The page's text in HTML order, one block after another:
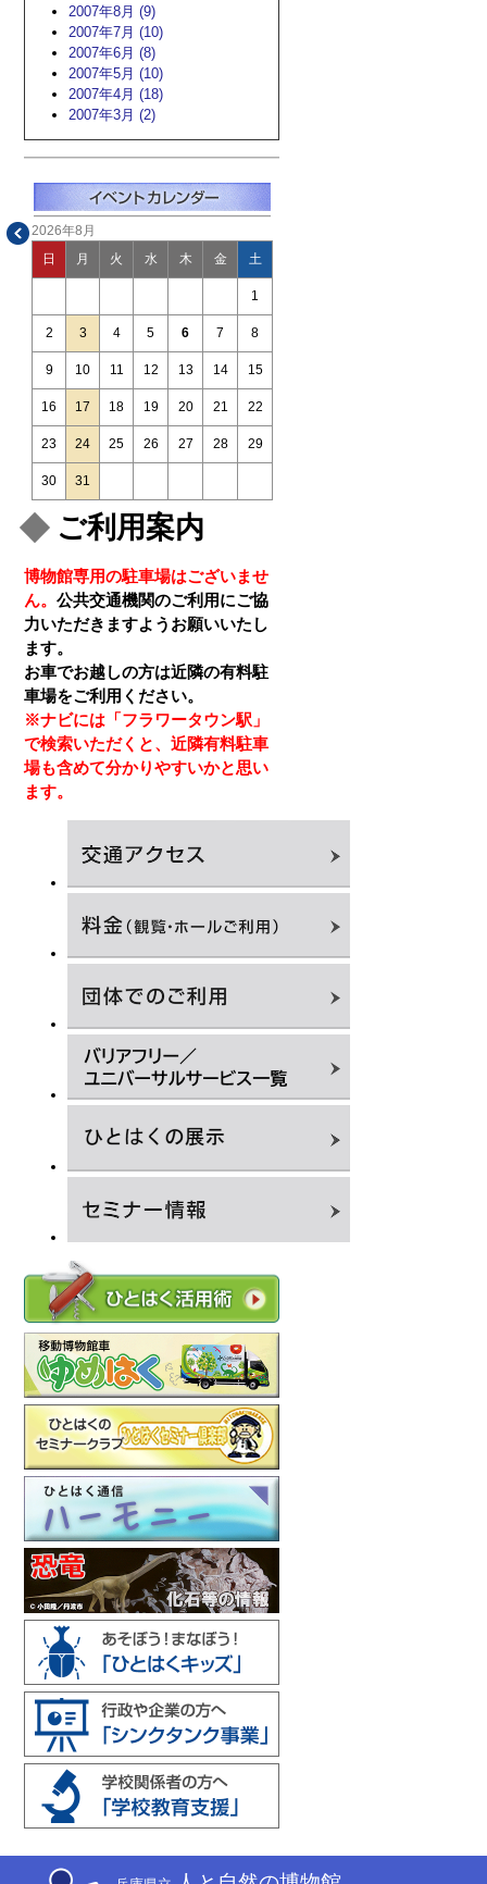
2007年8月 (9)
2007年7月 (10)
2007年6月 (8)
2007年5月 (10)
2007年4月 (18)
2007年3月 (2)
2026年8月
日 月 火 水 木 金 土
1
2 3 4 5 6 7 8
9 10 11 12 13 14 15
16 17 18 19 20 21 22
23 24 25 26 27 28 29
30 31
ご利用案内
博物館専用の駐車場はございませ
ん。 公共交通機関のご利用にご協
力いただきますようお願いいたし
ます。
お車でお越しの方は近隣の有料駐
車場をご利用ください。
※ナビには「フラワータウン駅」
で検索いただくと、近隣有料駐車
場も含めて分かりやすいかと思い
ます。